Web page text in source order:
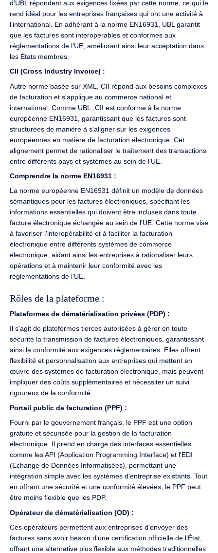
d'UBL répondent aux exigences fixées par cette norme, ce qui le
rend idéal pour les entreprises françaises qui ont une activité à
l’international. En adhérant à la norme EN16931, UBL garantit
que les factures sont interopérables et conformes aux
réglementations de l'UE, améliorant ainsi leur acceptation dans
les États membres.
CII (Cross Industry Invoice) :
Autre norme basée sur XML, CII répond aux besoins complexes
de facturation et s'applique au commerce national et
international. Comme UBL, CII est conforme à la norme
européenne EN16931, garantissant que les factures sont
structurées de manière à s'aligner sur les exigences
européennes en matière de facturation électronique. Cet
alignement permet de rationaliser le traitement des transactions
entre différents pays et systèmes au sein de l'UE.
Comprendre la norme EN16931 :
La norme européenne EN16931 définit un modèle de données
sémantiques pour les factures électroniques, spécifiant les
informations essentielles qui doivent être incluses dans toute
facture électronique échangée au sein de l'UE. Cette norme vise
à favoriser l'interopérabilité et à faciliter la facturation
électronique entre différents systèmes de commerce
électronique, aidant ainsi les entreprises à rationaliser leurs
opérations et à maintenir leur conformité avec les
réglementations de l'UE.
Rôles de la plateforme :
Plateformes de dématérialisation privées (PDP) :
Il s'agit de plateformes tierces autorisées à gérer en toute
sécurité la transmission de factures électroniques, garantissant
ainsi la conformité aux exigences réglementaires. Elles offrent
flexibilité et personnalisation aux entreprises qui mettent en
œuvre des systèmes de facturation électronique, mais peuvent
impliquer des coûts supplémentaires et nécessiter un suivi
rigoureux de la conformité.
Portail public de facturation (PPF) :
Fourni par le gouvernement français, le PPF est une option
gratuite et sécurisée pour la gestion de la facturation
électronique. Il prend en charge des interfaces essentielles
comme les API (Application Programming Interface) et l'EDI
(Echange de Données Informatisées), permettant une
intégration simple avec les systèmes d'entreprise existants. Tout
en offrant une sécurité et une conformité élevées, le PPF peut
être moins flexible que les PDP.
Opérateur de dématérialisation (OD) :
Ces opérateurs permettent aux entreprises d'envoyer des
factures sans avoir besoin d'une certification officielle de l'État,
offrant une alternative plus flexible aux méthodes traditionnelles